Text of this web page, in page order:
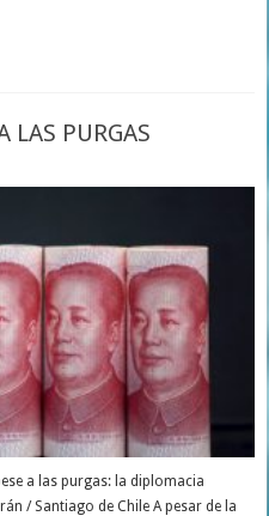
LAS PURGAS
a las purgas: la diplomacia
/ Santiago de Chile A pesar de la